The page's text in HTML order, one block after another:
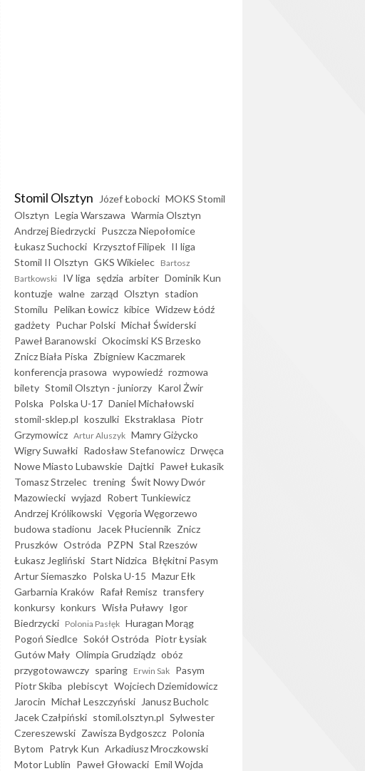
Stomil Olsztyn Józef Łobocki MOKS Stomil
Olsztyn Legia Warszawa Warmia Olsztyn
Andrzej Biedrzycki Puszcza Niepołomice
Łukasz Suchocki Krzysztof Filipek II liga
Stomil II Olsztyn GKS Wikielec Bartosz
Bartkowski IV liga sędzia arbiter Dominik Kun
kontuzje walne zarząd Olsztyn stadion
Stomilu Pelikan Łowicz kibice Widzew Łódź
gadżety Puchar Polski Michał Świderski
Paweł Baranowski Okocimski KS Brzesko
Znicz Biała Piska Zbigniew Kaczmarek
konferencja prasowa wypowiedź rozmowa
bilety Stomil Olsztyn - juniorzy Karol Żwir
Polska Polska U-17 Daniel Michałowski
stomil-sklep.pl koszulki Ekstraklasa Piotr
Grzymowicz Artur Aluszyk Mamry Giżycko
Wigry Suwałki Radosław Stefanowicz Drwęca
Nowe Miasto Lubawskie Dajtki Paweł Łukasik
Tomasz Strzelec trening Świt Nowy Dwór
Mazowiecki wyjazd Robert Tunkiewicz
Andrzej Królikowski Vęgoria Węgorzewo
budowa stadionu
Jacek Płuciennik Znicz
Pruszków Ostróda PZPN Stal Rzeszów
Łukasz Jegliński Start Nidzica Błękitni Pasym
Artur Siemaszko Polska U-15 Mazur Ełk
Garbarnia Kraków Rafał Remisz transfery
konkursy konkurs Wisła Puławy Igor
Biedrzycki Polonia Pasłęk Huragan Morąg
Pogoń Siedlce Sokół Ostróda Piotr Łysiak
Gutów Mały Olimpia Grudziądz obóz
przygotowawczy sparing Erwin Sak Pasym
Piotr Skiba plebiscyt Wojciech Dziemidowicz
Jarocin Michał Leszczyński
Janusz Bucholc
Jacek Czałpiński stomil.olsztyn.pl Sylwester
Czereszewski Zawisza Bydgoszcz Polonia
Bytom Patryk Kun Arkadiusz Mroczkowski
Motor Lublin Paweł Głowacki Emil Wojda